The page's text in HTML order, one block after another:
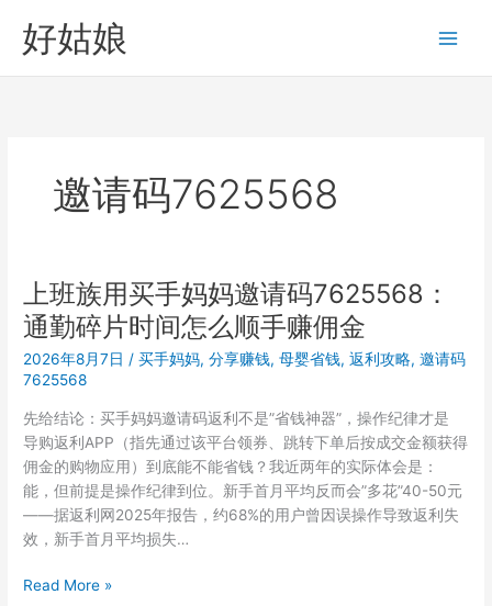
好姑娘
邀请码7625568
上班族用买手妈妈邀请码7625568：
通勤碎片时间怎么顺手赚佣金
2026年8月7日 /买手妈妈,分享赚钱,母婴省钱,返利攻略,邀请码
7625568
先给结论：买手妈妈邀请码返利不是”省钱神器”，操作纪律才是
导购返利APP（指先通过该平台领券、跳转下单后按成交金额获得
佣金的购物应用）到底能不能省钱？我近两年的实际体会是：
能，但前提是操作纪律到位。新手首月平均反而会”多花”40-50元
——据返利网2025年报告，约68%的用户曾因误操作导致返利失
效，新手首月平均损失…
上
Read More »